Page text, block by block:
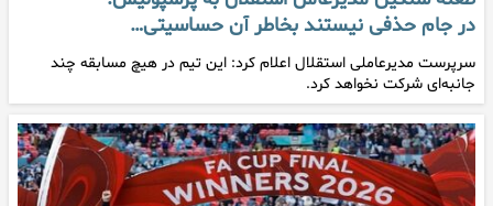
در جام حذفی نیستند بخاطر آن حساسیتی…
سرپرست مدیرعاملی استقلال اعلام کرد: این تیم در هیچ مسابقه چند
جانبه‌ای شرکت نخواهد کرد.